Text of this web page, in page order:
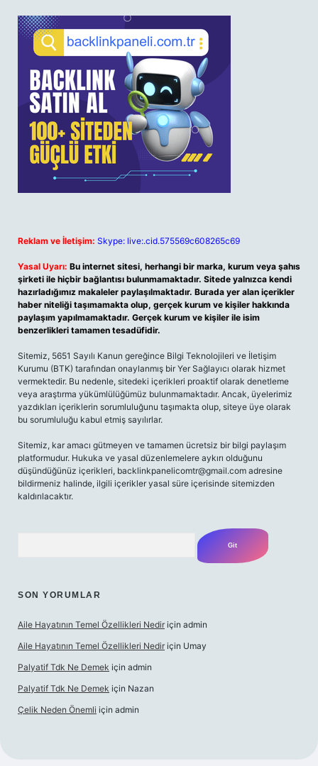
Reklam ve İletişim: Skype: live:.cid.575569c608265c69
Yasal Uyarı: Bu internet sitesi, herhangi bir marka, kurum veya şahıs
şirketi ile hiçbir bağlantısı bulunmamaktadır. Sitede yalnızca kendi
hazırladığımız makaleler paylaşılmaktadır. Burada yer alan içerikler
haber niteliği taşımamakta olup, gerçek kurum ve kişiler hakkında
paylaşım yapılmamaktadır. Gerçek kurum ve kişiler ile isim
benzerlikleri tamamen tesadüfidir.
Sitemiz, 5651 Sayılı Kanun gereğince Bilgi Teknolojileri ve İletişim
Kurumu (BTK) tarafından onaylanmış bir Yer Sağlayıcı olarak hizmet
vermektedir. Bu nedenle, sitedeki içerikleri proaktif olarak denetleme
veya araştırma yükümlülüğümüz bulunmamaktadır. Ancak, üyelerimiz
yazdıkları içeriklerin sorumluluğunu taşımakta olup, siteye üye olarak
bu sorumluluğu kabul etmiş sayılırlar.
Sitemiz, kar amacı gütmeyen ve tamamen ücretsiz bir bilgi paylaşım
platformudur. Hukuka ve yasal düzenlemelere aykırı olduğunu
düşündüğünüz içerikleri, backlinkpanelicomtr@gmail.com adresine
bildirmeniz halinde, ilgili içerikler yasal süre içerisinde sitemizden
kaldırılacaktır.
SON YORUMLAR
Aile Hayatının Temel Özellikleri Nedir için admin
Aile Hayatının Temel Özellikleri Nedir için Umay
Palyatif Tdk Ne Demek için admin
Palyatif Tdk Ne Demek için Nazan
Çelik Neden Önemli için admin